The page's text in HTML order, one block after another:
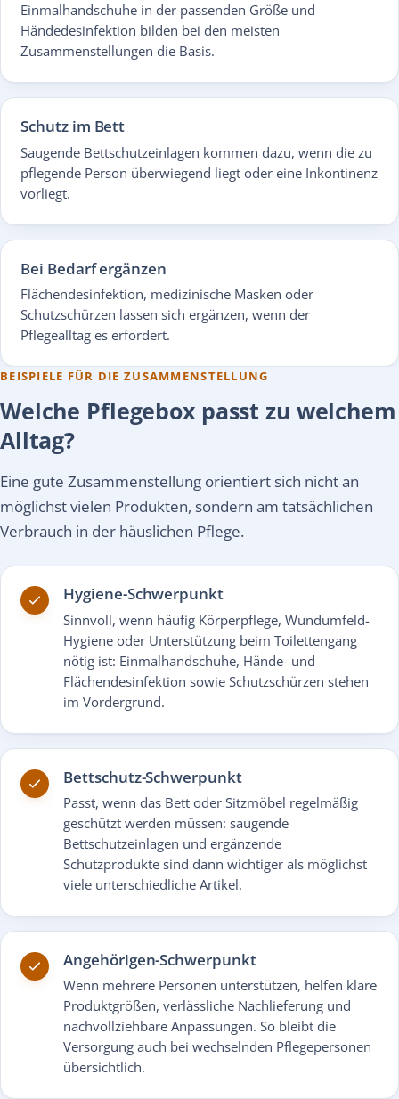
Einmalhandschuhe in der passenden Größe und
Händedesinfektion bilden bei den meisten
Zusammenstellungen die Basis.
Schutz im Bett
Saugende Bettschutzeinlagen kommen dazu, wenn die zu
pflegende Person überwiegend liegt oder eine Inkontinenz
vorliegt.
Bei Bedarf ergänzen
Flächendesinfektion, medizinische Masken oder
Schutzschürzen lassen sich ergänzen, wenn der
Pflegealltag es erfordert.
BEISPIELE FÜR DIE ZUSAMMENSTELLUNG
Welche Pflegebox passt zu welchem
Alltag?
Eine gute Zusammenstellung orientiert sich nicht an
möglichst vielen Produkten, sondern am tatsächlichen
Verbrauch in der häuslichen Pflege.
Hygiene-Schwerpunkt
Sinnvoll, wenn häufig Körperpflege, Wundumfeld-
Hygiene oder Unterstützung beim Toilettengang
nötig ist: Einmalhandschuhe, Hände- und
Flächendesinfektion sowie Schutzschürzen stehen
im Vordergrund.
Bettschutz-Schwerpunkt
Passt, wenn das Bett oder Sitzmöbel regelmäßig
geschützt werden müssen: saugende
Bettschutzeinlagen und ergänzende
Schutzprodukte sind dann wichtiger als möglichst
viele unterschiedliche Artikel.
Angehörigen-Schwerpunkt
Wenn mehrere Personen unterstützen, helfen klare
Produktgrößen, verlässliche Nachlieferung und
nachvollziehbare Anpassungen. So bleibt die
Versorgung auch bei wechselnden Pflegepersonen
übersichtlich.